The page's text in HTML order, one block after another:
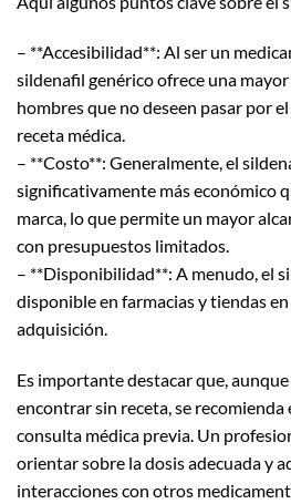
– **Accesibilidad**: Al ser un
sildenafil genérico ofrece una
hombres que no deseen pasar por
receta médica.
– **Costo**: Generalmente, el
significativamente más económico
marca, lo que permite un mayor
con presupuestos limitados.
– **Disponibilidad**: A menudo, el
disponible en farmacias y tiendas
adquisición.
Es importante destacar que,
encontrar sin receta, se recomienda
consulta médica previa. Un
orientar sobre la dosis adecuada y
interacciones con otros